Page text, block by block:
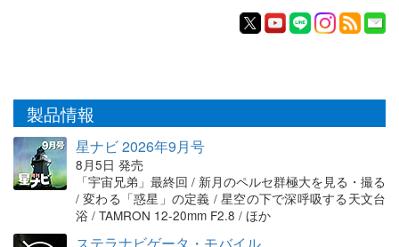
製品情報
星ナビ 2026年9月号
8月5日 発売
「宇宙兄弟」最終回 / 新月のペルセ群極大を見る・撮る
/ 変わる「惑星」の定義 / 星空の下で深呼吸する天文台
浴 / TAMRON 12-20mm F2.8 / ほか